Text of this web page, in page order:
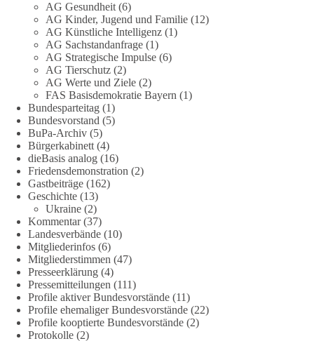
Jetzt abstimmen: Welche Rolle soll Deutschland in Sachen
Verteidung übernehmen❓
Das Bundesministerium der Verteidigung schreibt im
Strategiepapier, dass die Bundeswehr zum Schutz des Landes
und der Verbündeten abschreckungs- und verteidigungsfähig
sein muss. Die strategische Ausrichtung sieht vor, dass
Deutschland in der NATO eine Führungsrolle übernimmt, zur
stärksten konventionellen Armee Europas werden soll und
über die Verteidigungsbereitschaft hinaus aufrüstet.
Wie siehst du das? Mach jetzt bei unserer Umfrage mit und sag
uns deine Meinung:
point_righthttps://diebasis-he.de/umfrage-des-monats-august-
2026/point_left
🟩🟩🟦🟦🟥🟥🟧🟧
Quelle:#section-6092974" target="_blank"
rel="noreferrer">https://www.bmvg.de/de/grundlagendokume
nte-strategische-ausrichtung#section-6092974
AG Gesundheit (6)
AG Kinder, Jugend und Familie (12)
AG Künstliche Intelligenz (1)
AG Sachstandanfrage (1)
AG Strategische Impulse (6)
AG Tierschutz (2)
AG Werte und Ziele (2)
FAS Basisdemokratie Bayern (1)
Bundesparteitag (1)
Bundesvorstand (5)
BuPa-Archiv (5)
Bürgerkabinett (4)
dieBasis analog (16)
Friedensdemonstration (2)
Gastbeiträge (162)
Geschichte (13)
Ukraine (2)
Kommentar(37)
Landesverbände (10)
Mitgliederinfos (6)
Mitgliederstimmen (47)
Presseerklärung (4)
Pressemitteilungen (111)
Profile aktiver Bundesvorstände (11)
Profile ehemaliger Bundesvorstände (22)
Profile kooptierte Bundesvorstände (2)
Protokolle (2)